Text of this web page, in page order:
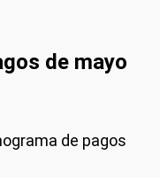
de mayo
de pagos